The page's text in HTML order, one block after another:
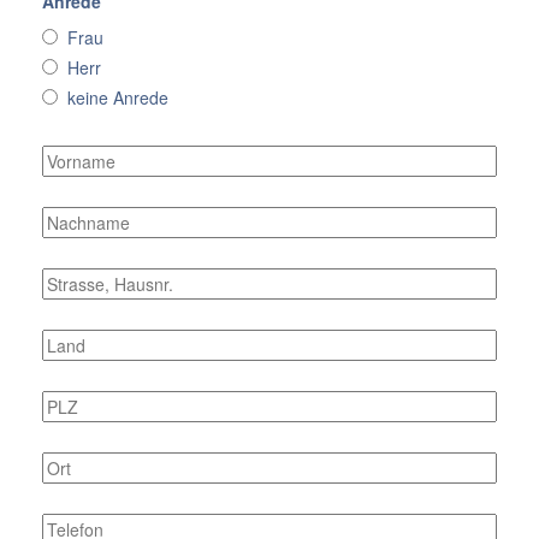
Frau
Herr
keine Anrede